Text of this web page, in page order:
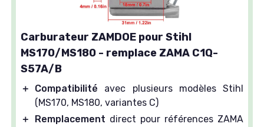
Carburateur ZAMDOE pour Stihl
MS170/MS180 - remplace ZAMA C1Q-
S57A/B
＋ Compatibilité avec plusieurs modèles Stihl
(MS170, MS180, variantes C)
＋
Remplacement direct pour références ZAMA